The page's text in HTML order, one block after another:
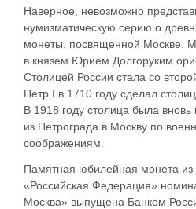
Наверное, невозможно
нумизматическую серию о
монеты, посвященной Москве.
в князем Юрием Долгоруким
Столицей России стала со
Петр I в 1710 году сделал
В 1918 году столица была вновь
из Петрограда в Москву по
соображениям.
Памятная юбилейная монета из
«Российская Федерация»
Москва» выпущена Банком